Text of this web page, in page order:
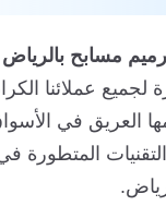
مسابح بالرياض
لجميع عملائنا
العريق في
المتطورة